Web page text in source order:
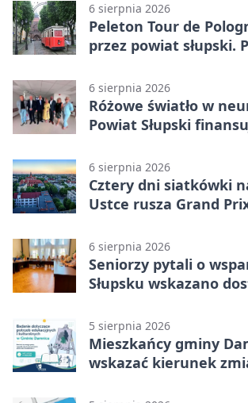
6 sierpnia 2026
Peleton Tour de
przez powiat słupski.
6 sierpnia 2026
Różowe światło w
Powiat Słupski
6 sierpnia 2026
Cztery dni siatkówki
Ustce rusza Grand
6 sierpnia 2026
Seniorzy pytali o
Słupsku wskazano
5 sierpnia 2026
Mieszkańcy gminy
wskazać kierunek